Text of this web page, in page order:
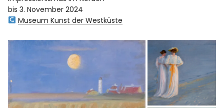
bis 3. November 2024
Museum Kunst der Westküste